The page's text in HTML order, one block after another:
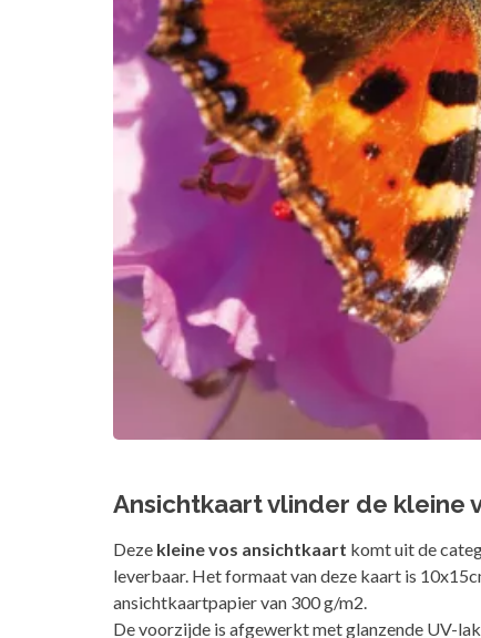
Ansichtkaart vlinder de kleine
Deze kleine vos ansichtkaart komt uit de
leverbaar. Het formaat van deze kaart is
ansichtkaartpapier van 300 g/m2.
De voorzijde is afgewerkt met glanzende UV-